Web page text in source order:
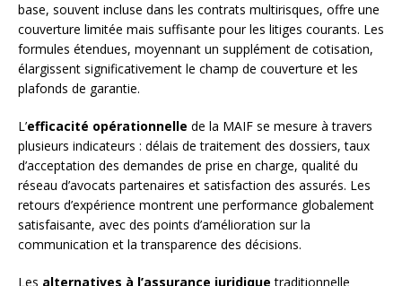
base, souvent incluse dans les contrats multirisques, offre une
couverture limitée mais suffisante pour les litiges courants. Les
formules étendues, moyennant un supplément de cotisation,
élargissent significativement le champ de couverture et les
plafonds de garantie.
L’efficacité opérationnelle de la MAIF se mesure à travers
plusieurs indicateurs : délais de traitement des dossiers, taux
d’acceptation des demandes de prise en charge, qualité du
réseau d’avocats partenaires et satisfaction des assurés. Les
retours d’expérience montrent une performance globalement
satisfaisante, avec des points d’amélioration sur la
communication et la transparence des décisions.
Les alternatives à l’assurance juridique traditionnelle